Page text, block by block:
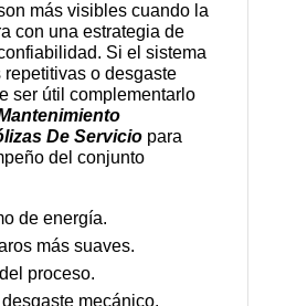
más visibles cuando la
con una estrategia de
Si el sistema
o desgaste
ser útil complementarlo
De Serviciopara
del conjunto
de energía.
más suaves.
proceso.
mecánico.